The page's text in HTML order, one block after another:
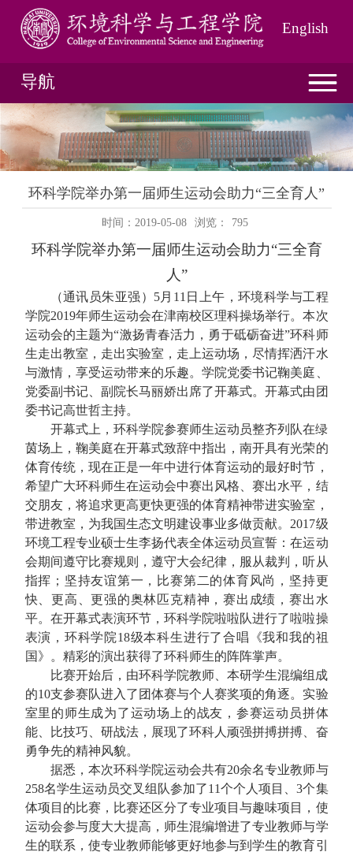
English
导航
环科学院举办第一届师生运动会助力“三全育人”
时间：2019-05-08 浏览： 795
环科学院举办第一届师生运动会助力“三全育
人”
（通讯员朱亚强） 5月 11 日上午，环境科学与工程
学院2019年师生运动会在津南校区理科操场举行。本次
运动会的主题为“激扬青春活力，勇于砥砺奋进”环科师
生走出教室，走出实验室，走上运动场，尽情挥洒汗水
与激情，享受运动带来的乐趣。学院党委书记鞠美庭、
党委副书记、副院长马丽娇出席了开幕式。开幕式由团
委书记高世哲主持。
开幕式上，环科学院参赛师生运动员整齐列队在绿
茵场上，鞠美庭在开幕式致辞中指出，南开具有光荣的
体育传统，现在正是一年中进行体育运动的最好时节，
希望广大环科师生在运动会中赛出风格、赛出水平，结
交朋友，将追求更高更快更强的体育精神带进实验室，
带进教室，为我国生态文明建设事业多做贡献。 2017级
环境工程专业硕士生李扬代表全体运动员宣誓：在运动
会期间遵守比赛规则，遵守大会纪律，服从裁判，听从
指挥；坚持友谊第一，比赛第二的体育风尚，坚持更
快、更高、更强的奥林匹克精神，赛出成绩，赛出水
平。在开幕式表演环节，环科学院啦啦队进行了啦啦操
表演，环科学院18级本科生进行了合唱《我和我的祖
国》。精彩的演出获得了环科师生的阵阵掌声。
比赛开始后，由环科学院教师、本研学生混编组成
的10支参赛队进入了团体赛与个人赛奖项的角逐。实验
室里的师生成为了运动场上的战友，参赛运动员拼体
能、比技巧、研战法，展现了环科人顽强拼搏拼搏、奋
勇争先的精神风貌。
据悉，本次环科学院运动会共有20余名专业教师与
258名学生运动员交叉组队参加了11个个人项目、3个集
体项目的比赛，比赛还区分了专业项目与趣味项目，使
运动会参与度大大提高，师生混编增进了专业教师与学
生的联系，使专业教师能够更好地参与到学生的教育引